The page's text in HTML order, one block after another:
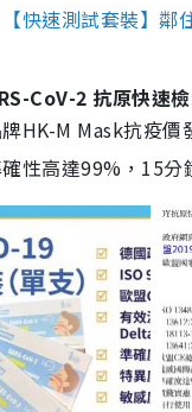
快速測試套裝】鄰
CoV-2 抗原快速
HK-M Mask抗疫
性高達99%，15分